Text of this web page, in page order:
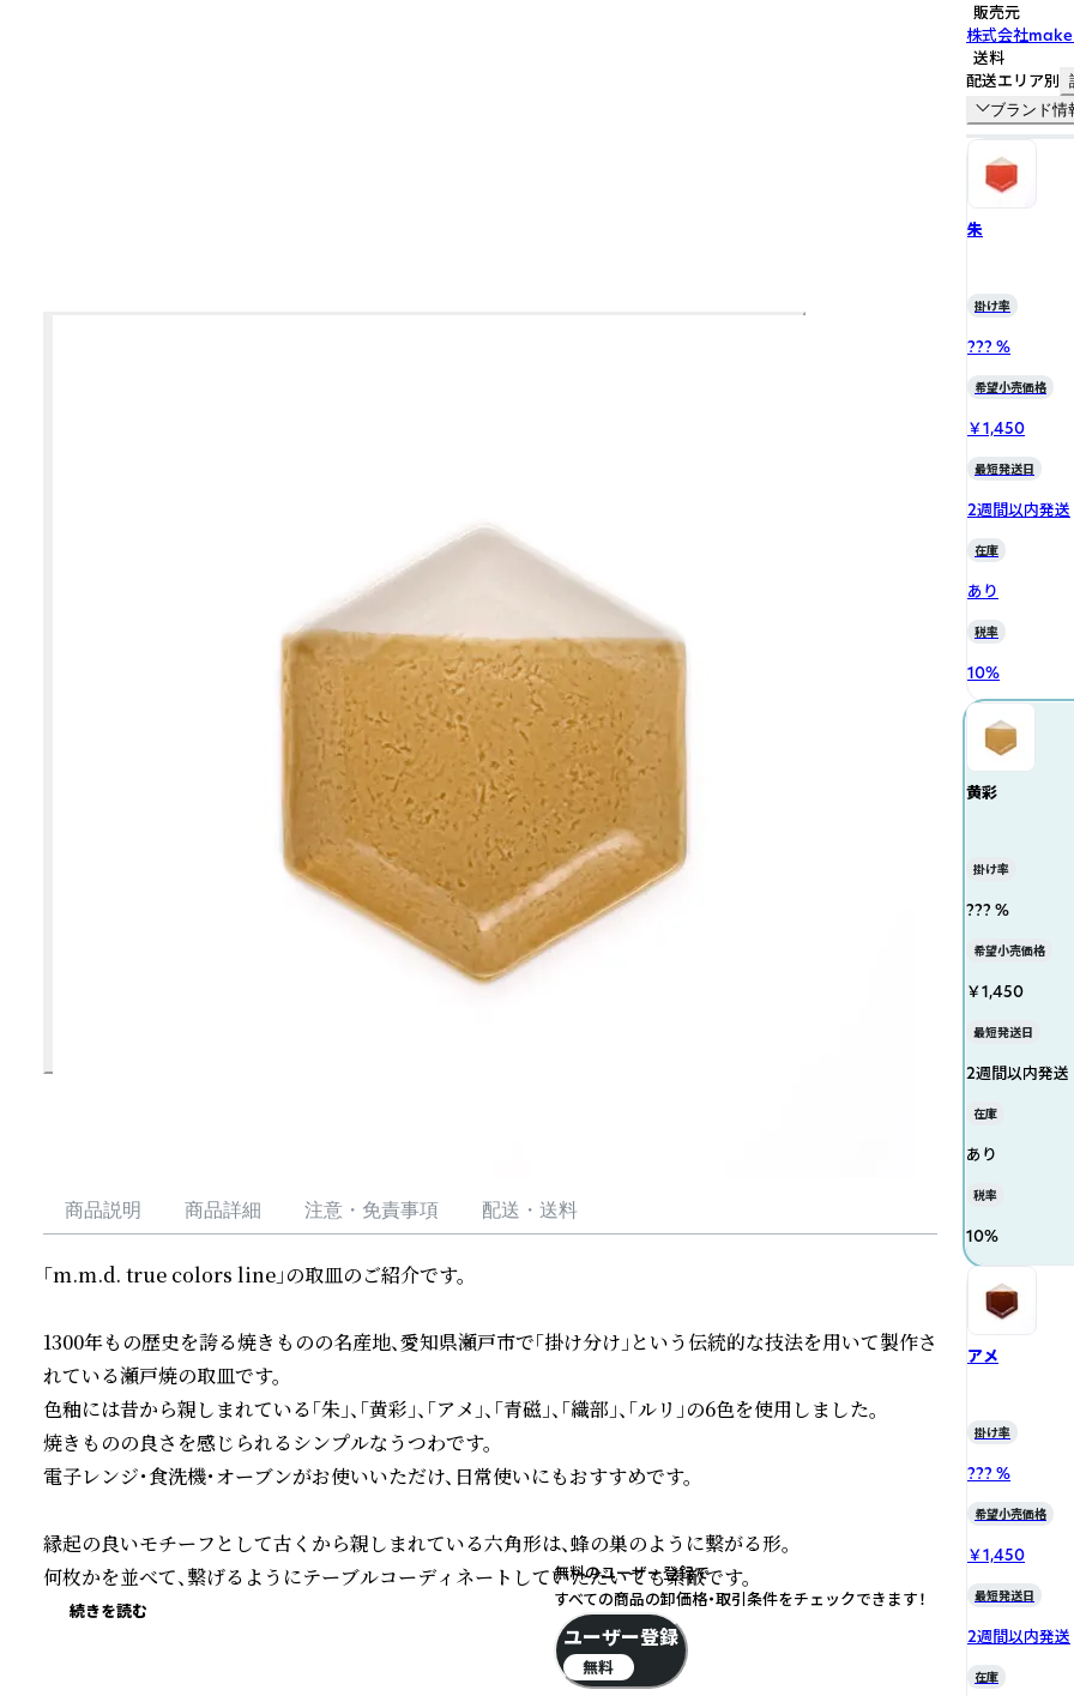
商品説明 商品詳細 注意・免責事項 配送・送料
「m.m.d. true colors line」の取皿のご紹介です。
1300年もの歴史を誇る焼きものの名産地、愛知県瀬戸市で「掛け分け」という伝統的な技法を用いて製作さ
れている瀬戸焼の取皿です。
色釉には昔から親しまれている「朱」、「黄彩」、「アメ」、「青磁」、「織部」、「ルリ」の6色を使用しました。
焼きものの良さを感じられるシンプルなうつわです。
電子レンジ・食洗機・オーブンがお使いいただけ、日常使いにもおすすめです。
縁起の良いモチーフとして古くから親しまれている六角形は、蜂の巣のように繋がる形。
何枚かを並べて、繋げるようにテーブルコーディネートしていただいても素敵です。
続きを読む
販売元
株式会社
送料
配送エリア別
ブランド情
朱
掛け率
??? %
希望小売価格
￥1,450
最短発送日
2週間以内発送
在庫
あり
税率
10%
黄彩
掛け率
??? %
希望小売価格
￥1,450
最短発送日
2週間以内発送
在庫
あり
税率
10%
アメ
掛け率
??? %
希望小売価格
￥1,450
最短発送日
2週間以内発送
在庫
無料のユーザー登録で
すべての商品の卸価格・取引条件をチェックできます！
ユーザー登録
無料